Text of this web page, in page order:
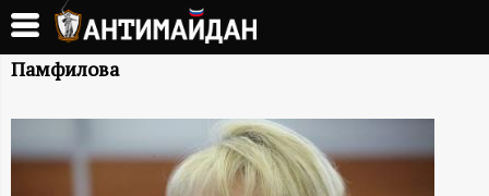
Перейти
основному
А
Н
Т
Памфилова